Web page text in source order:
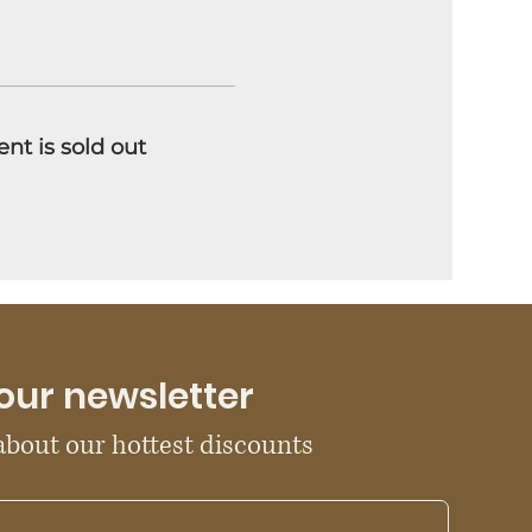
is sold out
newsletter
our hottest discounts